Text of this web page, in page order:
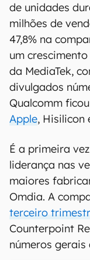
de unidades
milhões de
47,8% na
um
da MediaTek,
divulgados
Qualcomm
Apple, Hisilicon
É a primeira
liderança nas
maiores
Omdia. A
terceiro
Counterpoint
números gerais